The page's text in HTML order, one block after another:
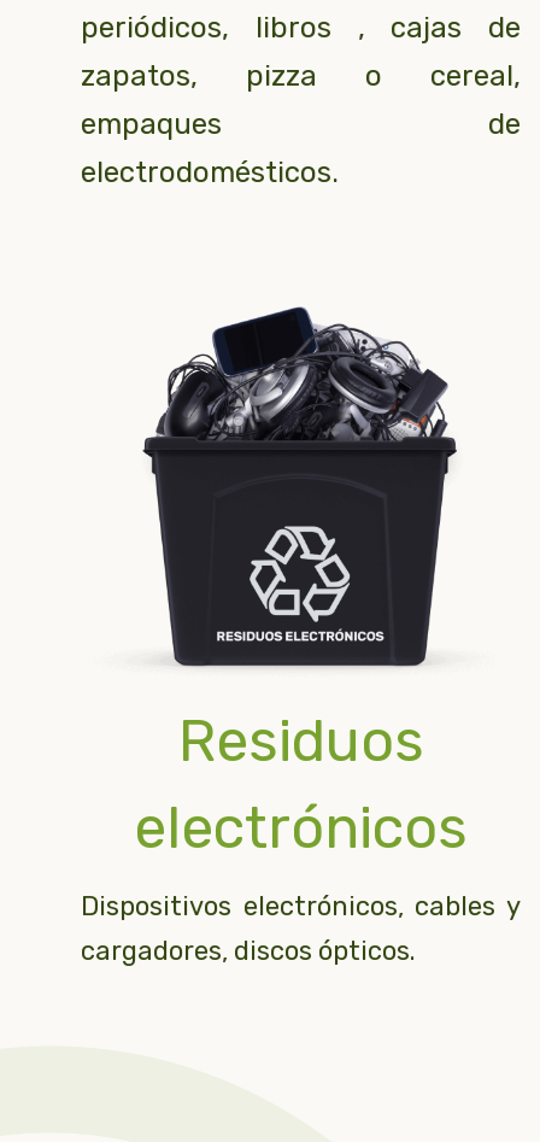
periódicos, libros , cajas de
zapatos, pizza o cereal,
empaques de
electrodomésticos.
Residuos
electrónicos
Dispositivos electrónicos, cables y
cargadores, discos ópticos.